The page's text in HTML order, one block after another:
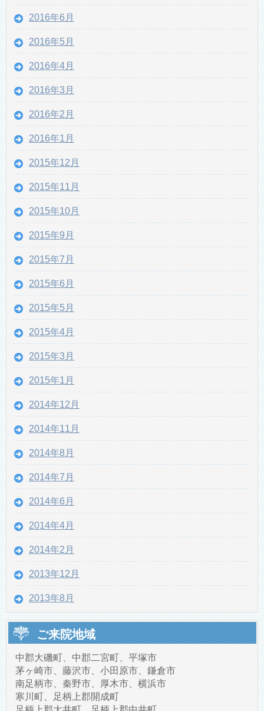
2016年6月
2016年5月
2016年4月
2016年3月
2016年2月
2016年1月
2015年12月
2015年11月
2015年10月
2015年9月
2015年7月
2015年6月
2015年5月
2015年4月
2015年3月
2015年1月
2014年12月
2014年11月
2014年8月
2014年7月
2014年6月
2014年4月
2014年2月
2013年12月
2013年8月
ご来院地域
中郡大磯町、中郡二宮町、平塚市
茅ヶ崎市、藤沢市、小田原市、鎌倉市
南足柄市、秦野市、厚木市、横浜市
寒川町、足柄上郡開成町